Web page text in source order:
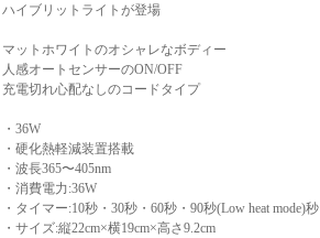
ハイブリットライトが登場
マットホワイトのオシャレなボディー
人感オートセンサーのON/OFF
充電切れ心配なしのコードタイプ
・36W
・硬化熱軽減装置搭載
・波長365〜405nm
・消費電力:36W
・タイマー:10秒・30秒・60秒・90秒(Low heat mode)秒
・サイズ:縦22cm×横19cm×高さ9.2cm